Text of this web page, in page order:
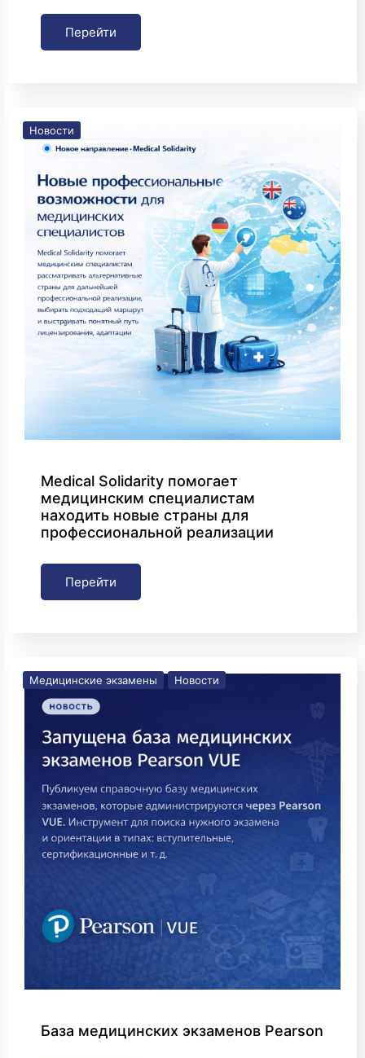
Перейти
Новости
Medical Solidarity помогает
медицинским специалистам
находить новые страны для
профессиональной реализации
Перейти
Медицинские экзамены Новости
База медицинских экзаменов Pearson